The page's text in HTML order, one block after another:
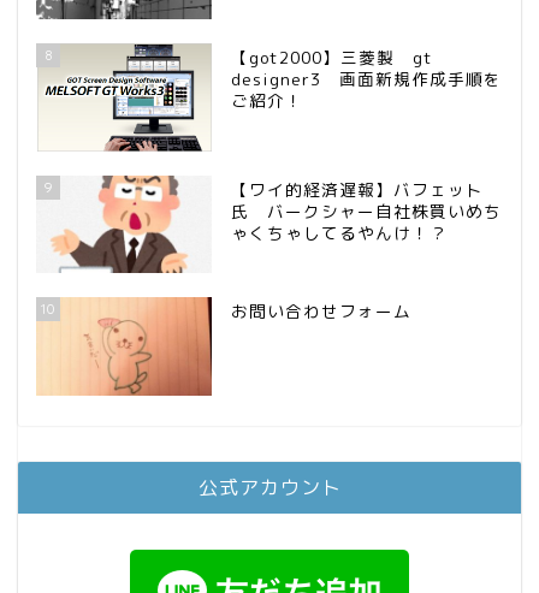
8
【got2000】三菱製 gt
designer3 画面新規作成手順を
ご紹介！
9
【ワイ的経済遅報】バフェット
氏 バークシャー自社株買いめち
ゃくちゃしてるやんけ！？
10 お問い合わせフォーム
公式アカウント